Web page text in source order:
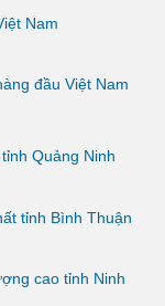
Nam
đầu Việt Nam
Quảng Ninh
tỉnh Bình Thuận
cao tỉnh Ninh